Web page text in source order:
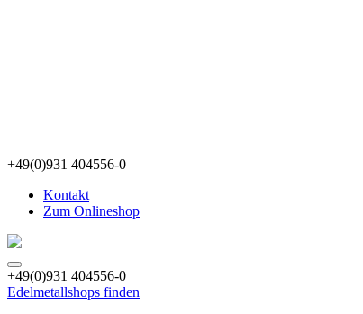
+49(0)931 404556-0
Kontakt
Zum Onlineshop
+49(0)931 404556-0
Edelmetallshops finden